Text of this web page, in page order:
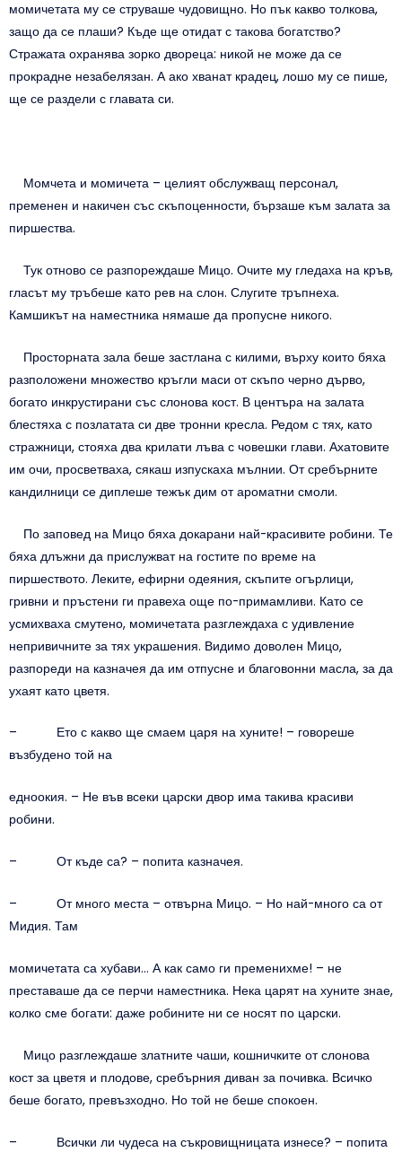
момичетата му се струваше чудовищно. Но пък какво толкова,
защо да се плаши? Къде ще отидат с такова богатство?
Стражата охранява зорко двореца: никой не може да се
прокрадне незабелязан. А ако хванат крадец, лошо му се пише,
ще се раздели с главата си.
Момчета и момичета – целият обслужващ персонал,
пременен и накичен със скъпоценности, бързаше към залата за
пиршества.
Тук отново се разпореждаше Мицо. Очите му гледаха на кръв,
гласът му тръбеше като рев на слон. Слугите тръпнеха.
Камшикът на наместника нямаше да пропусне никого.
Просторната зала беше застлана с килими, върху които бяха
разположени множество кръгли маси от скъпо черно дърво,
богато инкрустирани със слонова кост. В центъра на залата
блестяха с позлатата си две тронни кресла. Редом с тях, като
стражници, стояха два крилати лъва с човешки глави. Ахатовите
им очи, просветваха, сякаш изпускаха мълнии. От сребърните
кандилници се диплеше тежък дим от ароматни смоли.
По заповед на Мицо бяха докарани най-красивите робини. Те
бяха длъжни да прислужват на гостите по време на
пиршеството. Леките, ефирни одеяния, скъпите огърлици,
гривни и пръстени ги правеха още по-примамливи. Като се
усмихваха смутено, момичетата разглеждаха с удивление
непривичните за тях украшения. Видимо доволен Мицо,
разпореди на казначея да им отпусне и благовонни масла, за да
ухаят като цветя.
– Ето с какво ще смаем царя на хуните! – говореше
възбудено той на
едноокия. – Не във всеки царски двор има такива красиви
робини.
– От къде са? – попита казначея.
– От много места – отвърна Мицо. – Но най-много са от
Мидия. Там
момичетата са хубави… А как само ги пременихме! – не
преставаше да се перчи наместника. Нека царят на хуните знае,
колко сме богати: даже робините ни се носят по царски.
Мицо разглеждаше златните чаши, кошничките от слонова
кост за цветя и плодове, сребърния диван за почивка. Всичко
беше богато, превъзходно. Но той не беше спокоен.
– Всички ли чудеса на съкровищницата изнесе? – попита